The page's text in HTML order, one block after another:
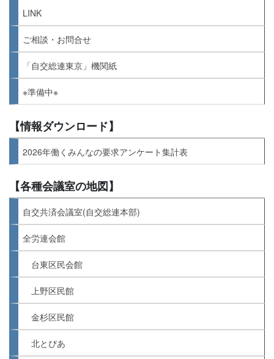
LINK
ご相談・お問合せ
「自交総連東京」機関紙
※準備中※
【情報ダウンロード】
2026年働くみんなの要求アンケート集計表
【各種会議室の地図】
自交共済会議室(自交総連本部)
全労連会館
台東区民会館
上野区民館
金杉区民館
北とぴあ